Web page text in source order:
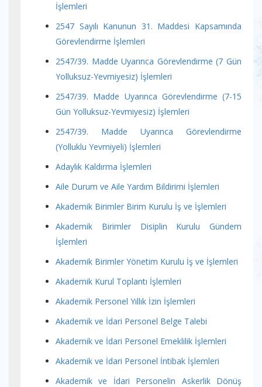
İşlemleri
2547 Sayılı Kanunun 31. Maddesi Kapsamında
Görevlendirme İşlemleri
2547/39. Madde Uyarınca Görevlendirme (7 Gün
Yolluksuz-Yevmiyesiz) İşlemleri
2547/39. Madde Uyarınca Görevlendirme (7-15
Gün Yolluksuz-Yevmiyesiz) İşlemleri
2547/39. Madde Uyarınca Görevlendirme
(Yolluklu Yevmiyeli) İşlemleri
Adaylık Kaldırma İşlemleri
Aile Durum ve Aile Yardım Bildirimi İşlemleri
Akademik Birimler Birim Kurulu İş ve İşlemleri
Akademik Birimler Disiplin Kurulu Gündem
İşlemleri
Akademik Birimler Yönetim Kurulu İş ve İşlemleri
Akademik Kurul Toplantı İşlemleri
Akademik Personel Yıllık İzin İşlemleri
Akademik ve İdari Personel Belge Talebi
Akademik ve İdari Personel Emeklilik İşlemleri
Akademik ve İdari Personel İntibak İşlemleri
Akademik ve İdari Personelin Askerlik Dönüş